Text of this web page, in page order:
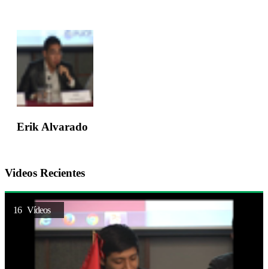
Erik Alvarado
Videos Recientes
16 Vídeos